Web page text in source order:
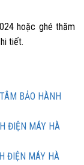
hoặc ghé thăm
tiết.
BẢO HÀNH
ĐIỆN MÁY HÀ
ĐIỆN MÁY HÀ